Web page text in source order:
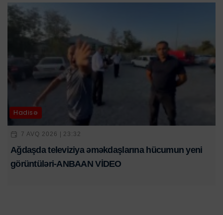
Hadisə
7 AVQ 2026 | 23:32
Ağdaşda televiziya əməkdaşlarına hücumun yeni
görüntüləri-ANBAAN VİDEO